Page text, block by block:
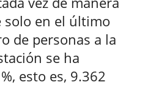
solo en el último
de personas a la
se ha
esto es, 9.362